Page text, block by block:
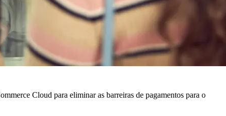
Cloud para eliminar as barreiras de pagamentos para o